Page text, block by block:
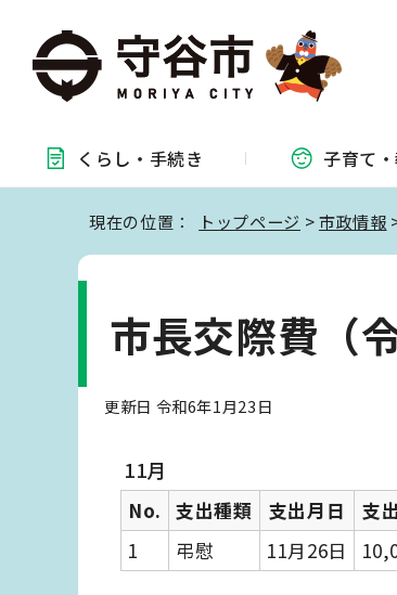
くらし・ 手続き 子育て・
現在の位置： トップページ >市政情報
市長交際費（
更新日 令和6年1月23日
11月
No. 支出種類 支出月日 支
1
弔慰 11月26日